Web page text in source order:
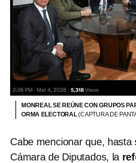
MONREAL SE REÚNE CON GRUPOS
ORMA ELECTORAL(CAPTURA DE
Cabe mencionar que, hasta
Cámara de Diputados, la